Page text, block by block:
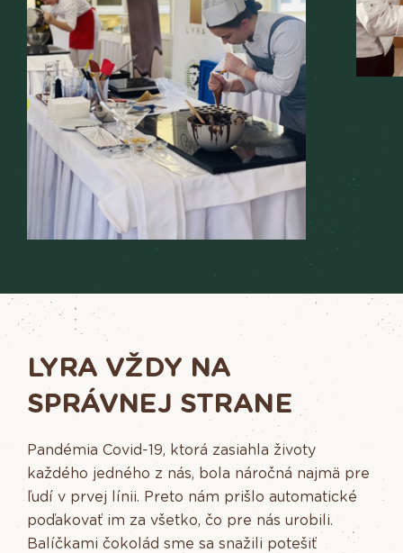
LYRA VŽDY NA
SPRÁVNEJ STRANE
Pandémia Covid-19, ktorá zasiahla životy
každého jedného z nás, bola náročná najmä pre
ľudí v prvej línii. Preto nám prišlo automatické
poďakovať im za všetko, čo pre nás urobili.
Balíčkami čokolád sme sa snažili potešiť